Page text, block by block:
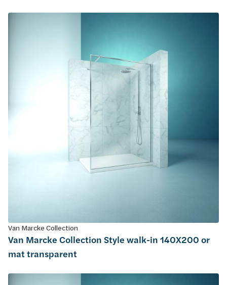
Van Marcke Collection
Van Marcke Collection Style walk-in 140X200 or
mat transparent